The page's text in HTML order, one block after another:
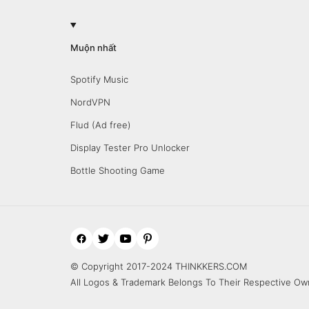
Muộn nhất
Spotify Music
NordVPN
Flud (Ad free)
Display Tester Pro Unlocker
Bottle Shooting Game
© Copyright 2017-2024 THINKKERS.COM
All Logos & Trademark Belongs To Their Respective